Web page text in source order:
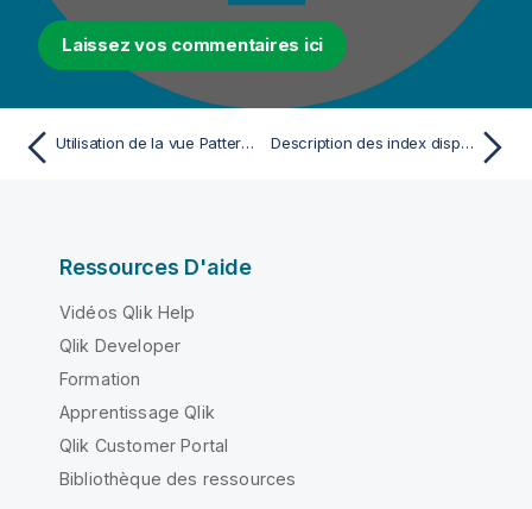
Laissez vos commentaires ici
Utilisation de la vue Pattern Test Description des index disponibles
Ressources D'aide
Vidéos Qlik Help
Qlik Developer
Formation
Apprentissage Qlik
Qlik Customer Portal
Bibliothèque des ressources